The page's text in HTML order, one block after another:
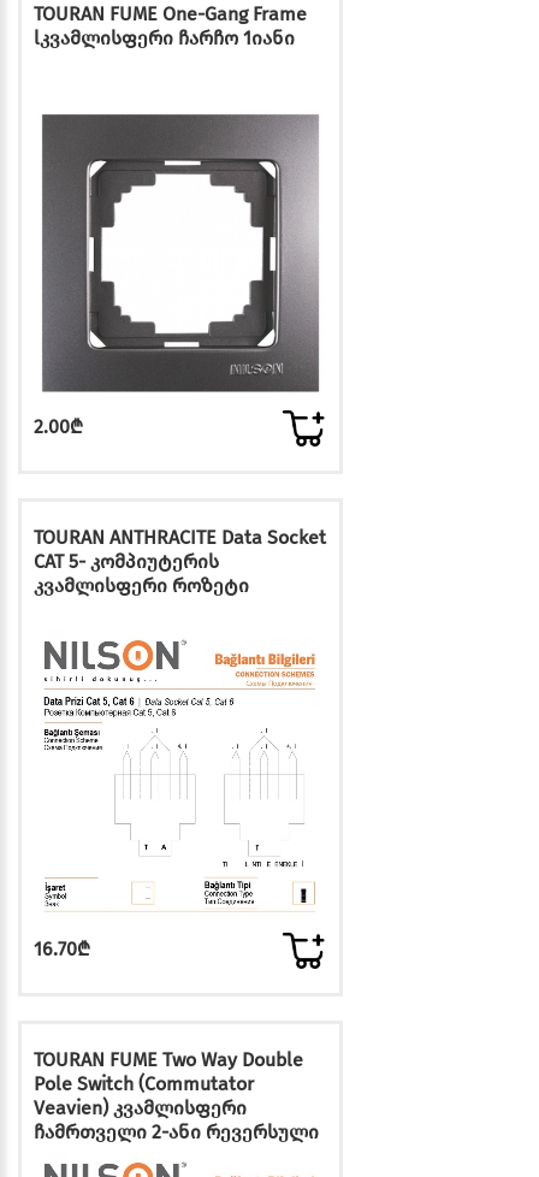
TOURAN FUME One-Gang Frame
lკვამლისფერი ჩარჩო 1იანი
2.00₾
TOURAN ANTHRACITE Data Socket
CAT 5- კომპიუტერის
კვამლისფერი როზეტი
16.70₾
TOURAN FUME Two Way Double
Pole Switch (Commutator
Veavien) კვამლისფერი
ჩამრთველი 2-ანი რევერსული